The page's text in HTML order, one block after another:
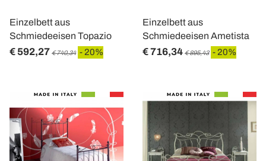
Einzelbett aus
Schmiedeeisen Topazio
€ 592,27 € 740,34 - 20%
Einzelbett aus
Schmiedeeisen Ametista
€ 716,34 € 895,43 - 20%